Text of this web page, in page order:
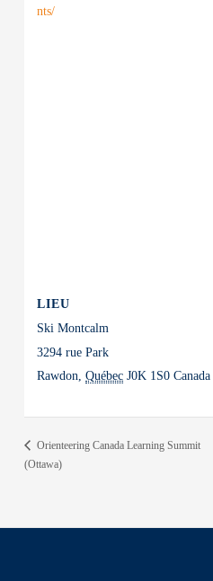
nts/
LIEU
Ski Montcalm
3294 rue Park
Rawdon
Québec J0K 1S0 Canada
Orienteering Canada Learning Summit
(Ottawa)